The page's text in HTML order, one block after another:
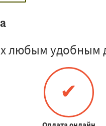
любым удобным
✔